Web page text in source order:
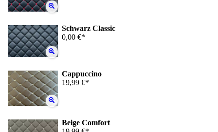
Schwarz Classic
0,00 €*
Cappuccino
19,99 €*
Beige Comfort